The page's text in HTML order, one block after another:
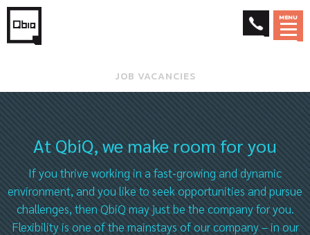
MENU
JOB VACANCIES
At QbiQ, we make room for you
If you thrive working in a fast‑growing and dynamic
environment, and you like to seek opportunities and pursue
challenges, then QbiQ may just be the company for you.
Flexibility is one of the mainstays of our company – in our